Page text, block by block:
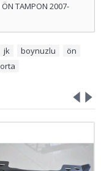
ÖN TAMPON 2007-
jk boynuzlu ön